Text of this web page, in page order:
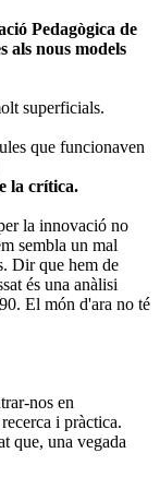
Pedagògica de
als nous models
superficials.
que funcionaven
la crítica.
la innovació no
sembla un mal
Dir que hem de
és una anàlisi
El món d'ara no té
nos en
i pràctica.
que, una vegada